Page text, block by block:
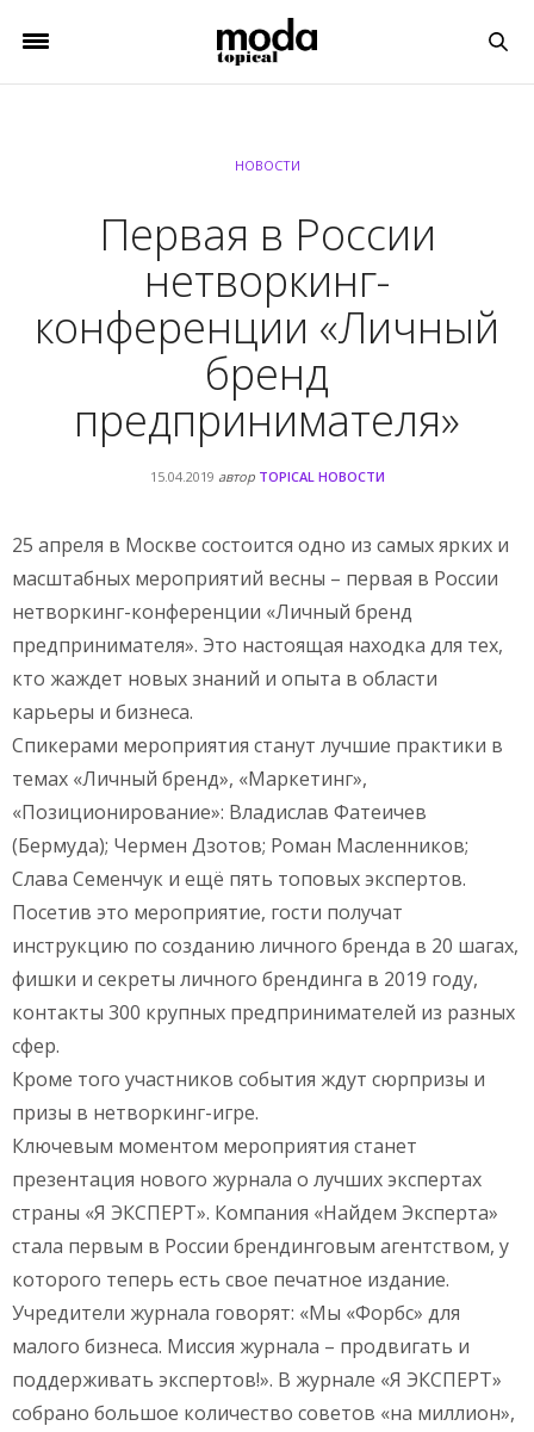
НОВОСТИ
Первая в России
нетворкинг-
конференции «Личный
бренд
предпринимателя»
15.04.2019 автор TOPICAL НОВОСТИ
25 апреля в Москве состоится одно из самых ярких и
масштабных мероприятий весны – первая в России
нетворкинг-конференции «Личный бренд
предпринимателя». Это настоящая находка для тех,
кто жаждет новых знаний и опыта в области
карьеры и бизнеса.
Спикерами мероприятия станут лучшие практики в
темах «Личный бренд», «Маркетинг»,
«Позиционирование»: Владислав Фатеичев
(Бермуда); Чермен Дзотов; Роман Масленников;
Слава Семенчук и ещё пять топовых экспертов.
Посетив это мероприятие, гости получат
инструкцию по созданию личного бренда в 20 шагах,
фишки и секреты личного брендинга в 2019 году,
контакты 300 крупных предпринимателей из разных
сфер.
Кроме того участников события ждут сюрпризы и
призы в нетворкинг-игре.
Ключевым моментом мероприятия станет
презентация нового журнала о лучших экспертах
страны «Я ЭКСПЕРТ». Компания «Найдем Эксперта»
стала первым в России брендинговым агентством, у
которого теперь есть свое печатное издание.
Учредители журнала говорят: «Мы «Форбс» для
малого бизнеса. Миссия журнала – продвигать и
поддерживать экспертов!». В журнале «Я ЭКСПЕРТ»
собрано большое количество советов «на миллион»,